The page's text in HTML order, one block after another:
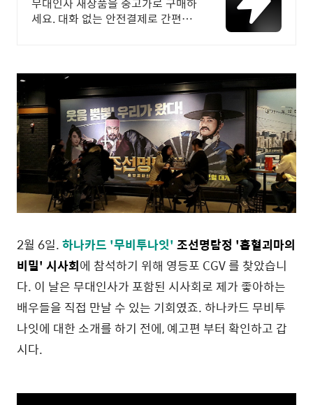
세요. 대화 없는 안전결제로 간편하
2월 6일.하나카드 '무비투나잇' 조선명탐정 '흡혈괴마의
비밀' 시사회에 참석하기 위해 영등포 CGV 를 찾았습니
다. 이 날은 무대인사가 포함된 시사회로 제가 좋아하는
배우들을 직접 만날 수 있는 기회였죠. 하나카드 무비투
나잇에 대한 소개를 하기 전에, 예고편 부터 확인하고 갑
시다.